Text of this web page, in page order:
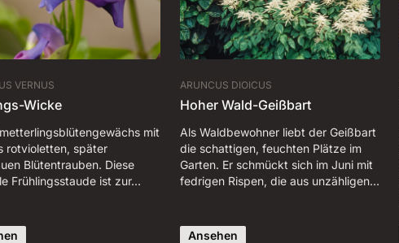
VERNUS
Wicke
mit
rotvioletten, später
Blütentrauben. Diese
Frühlingsstaude ist zur…
ARUNCUS DIOICUS
Hoher Wald-Geißbart
Als Waldbewohner liebt der Geißbart
die schattigen, feuchten Plätze im
Garten. Er schmückt sich im Juni mit
fedrigen Rispen, die aus unzähligen…
Ansehen